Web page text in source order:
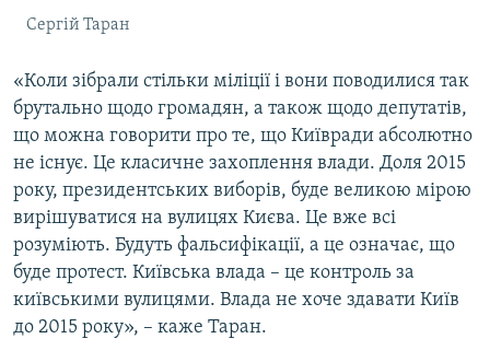
Сергій Таран
«Коли зібрали стільки міліції і вони поводилися так
брутально щодо громадян, а також щодо депутатів,
що можна говорити про те, що Київради абсолютно
не існує. Це класичне захоплення влади. Доля 2015
року, президентських виборів, буде великою мірою
вирішуватися на вулицях Києва. Це вже всі
розуміють. Будуть фальсифікації, а це означає, що
буде протест. Київська влада – це контроль за
київськими вулицями. Влада не хоче здавати Київ
до 2015 року», – каже Таран.